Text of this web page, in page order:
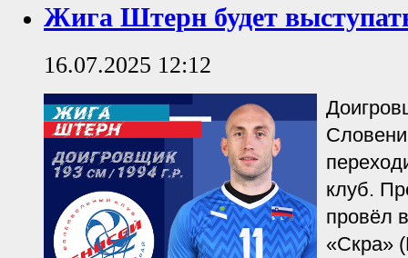
Жига Штерн будет
16.07.2025 12:12
клуб.
провёл
«Скра»